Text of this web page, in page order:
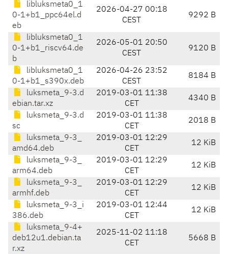
libluksmeta0_1
0-1+b1_ppc64el.d
eb
2026-04-27 00:18
CEST
9292 B
libluksmeta0_1
0-1+b1_riscv64.de
b
2026-05-01 20:50
CEST
9120 B
libluksmeta0_1
0-1+b1_s390x.deb
2026-04-26 23:52
CEST
8184 B
luksmeta_9-3.d
ebian.tar.xz
2019-03-01 11:38
CET
4340 B
luksmeta_9-3.d
sc
2019-03-01 11:38
CET
2018 B
luksmeta_9-3_
amd64.deb
2019-03-01 12:29
CET
12 KiB
luksmeta_9-3_
arm64.deb
2019-03-01 12:29
CET
12 KiB
luksmeta_9-3_
armhf.deb
2019-03-01 12:29
CET
12 KiB
luksmeta_9-3_i
386.deb
2019-03-01 12:44
CET
12 KiB
luksmeta_9-4+
deb12u1.debian.ta
r.xz
2025-11-02 11:18
CET
5668 B